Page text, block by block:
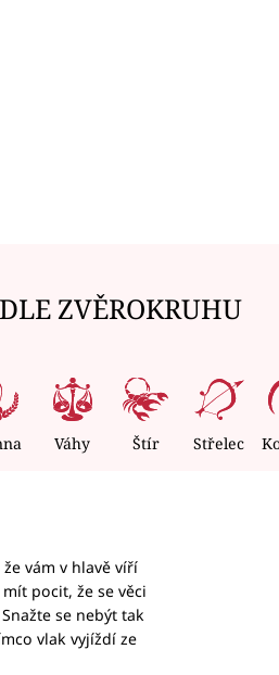
ZVĚROKRUHU
Váhy Štír Střelec
vám v hlavě víří
pocit, že se věci
se nebýt tak
vlak vyjíždí ze